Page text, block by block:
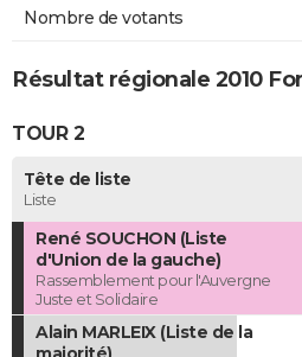
Nombre de votants
Résultat régionale 2010
TOUR 2
Tête de liste
Liste
René SOUCHON (Liste
d'Union de la gauche)
Rassemblement pour l'Auvergne
Juste et Solidaire
Alain MARLEIX (Liste de la